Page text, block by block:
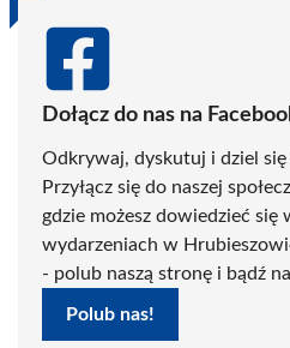
Dołącz do nas na
Odkrywaj, dyskutuj i dziel się
Przyłącz się do naszej
gdzie możesz dowiedzieć się
wydarzeniach w
- polub naszą stronę i bądź
Polub nas!